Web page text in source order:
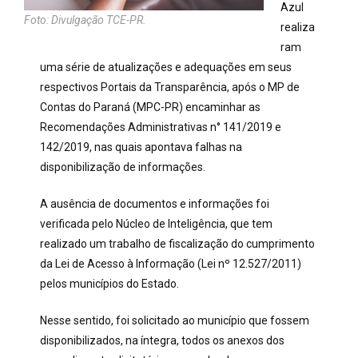
Foto: Divulgação TCE-PR.
Azul
realiza
ram
uma série de atualizações e adequações em seus
respectivos Portais da Transparência, após o MP de
Contas do Paraná (MPC-PR) encaminhar as
Recomendações Administrativas n° 141/2019 e
142/2019, nas quais apontava falhas na
disponibilização de informações.
A ausência de documentos e informações foi
verificada pelo Núcleo de Inteligência, que tem
realizado um trabalho de fiscalização do cumprimento
da Lei de Acesso à Informação (Lei nº 12.527/2011)
pelos municípios do Estado.
Nesse sentido, foi solicitado ao município que fossem
disponibilizados, na íntegra, todos os anexos dos